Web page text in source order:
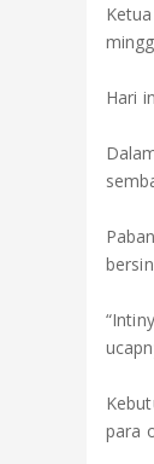
Hari
para